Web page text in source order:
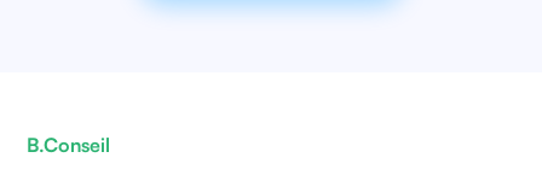
les droits d’auteur, l’IP Box offre un levier
B.Conseil